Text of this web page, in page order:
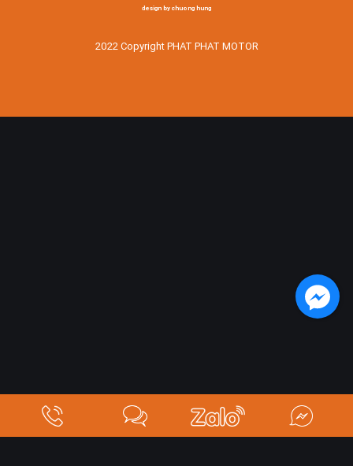
design by chuong hung
2022 Copyright PHAT PHAT MOTOR